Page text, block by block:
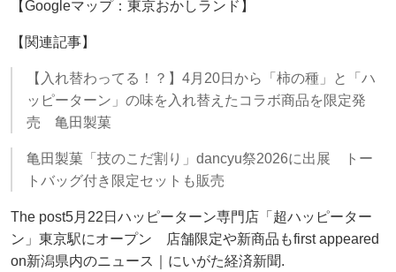
【Googleマップ：東京おかしランド】
【関連記事】
【入れ替わってる！？】4月20日から「柿の種」と「ハ
ッピーターン」の味を入れ替えたコラボ商品を限定発
売 亀田製菓
亀田製菓「技のこだ割り」dancyu祭2026に出展 トー
トバッグ付き限定セットも販売
The post5月22日ハッピーターン専門店「超ハッピーター
ン」東京駅にオープン 店舗限定や新商品もfirst appeared
on新潟県内のニュース｜にいがた経済新聞.